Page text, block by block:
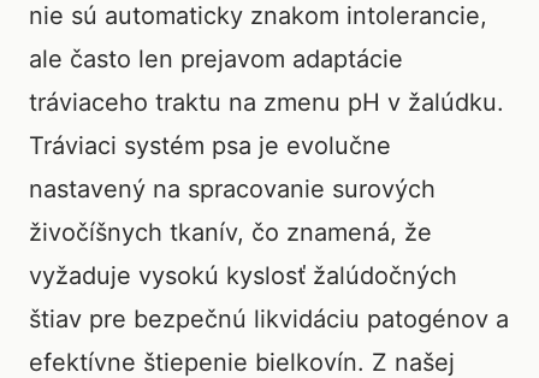
nie sú automaticky znakom intolerancie,
ale často len prejavom adaptácie
tráviaceho traktu na zmenu pH v žalúdku.
Tráviaci systém psa je evolučne
nastavený na spracovanie surových
živočíšnych tkanív, čo znamená, že
vyžaduje vysokú kyslosť žalúdočných
štiav pre bezpečnú likvidáciu patogénov a
efektívne štiepenie bielkovín. Z našej